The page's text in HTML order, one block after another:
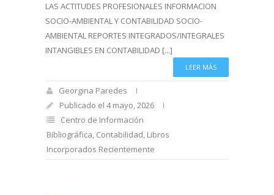
LAS ACTITUDES PROFESIONALES INFORMACION
SOCIO-AMBIENTAL Y CONTABILIDAD SOCIO-
AMBIENTAL REPORTES INTEGRADOS/INTEGRALES
INTANGIBLES EN CONTABILIDAD [...]
LEER MÁS
Georgina Paredes
Publicado el 4 mayo, 2026
Centro de Información
Bibliográfica, Contabilidad, Libros
Incorporados Recientemente